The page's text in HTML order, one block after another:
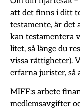
att det finns i ditt
testamente, är det
kan testamentera
litet, så länge du
vissa rättigheter).
erfarna jurister, så
MIFF:s arbete
medlemsavgifter